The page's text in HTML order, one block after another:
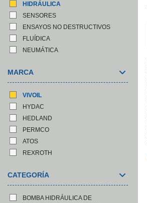
HIDRÁULICA
SENSORES
ENSAYOS NO DESTRUCTIVOS
FLUÍDICA
NEUMÁTICA
MARCA
VIVOIL
HYDAC
HEDLAND
PERMCO
ATOS
REXROTH
CATEGORÍA
BOMBA HIDRÁULICA DE